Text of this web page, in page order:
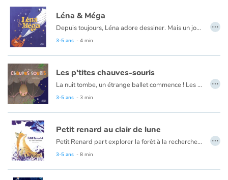
Léna & Méga
Depuis toujours, Léna adore dessiner. Mais un jour, elle regarde l'un de ses dessins d'un mauvais œil et perd confiance en elle. Comparé à d'autres, elle le trouve bien trop enfantin ! Déçue, elle déchire son dessin et s'en va se coucher.
3-5 ans - 4 min
…
Les p'tites chauves-souris
La nuit tombe, un étrange ballet commence ! Les chauves-souris quittent leur refuge, elles vont virvolter sans bruit à la recherche de leurs mets préférés.
3-5 ans - 3 min
…
Petit renard au clair de lune
Petit Renard part explorer la forêt à la recherche d’une proie à rapporter au terrier. Soudain, il voit une lumière brillante et magnifique... C’est décidé, c’est elle qu’il va attraper !
3-5 ans - 8 min
…